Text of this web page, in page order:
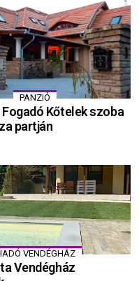
PANZIÓ
Kőtelek szoba
partján
VENDÉGHÁZ
Vendégház